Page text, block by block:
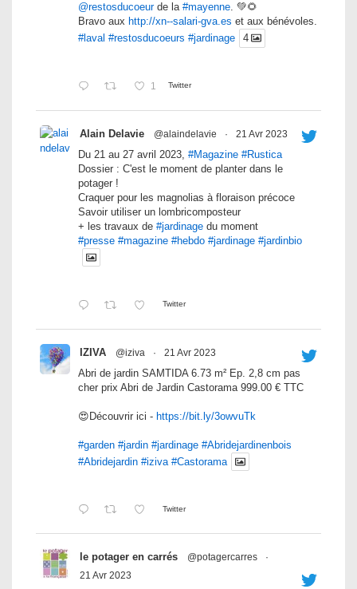
@restosducoeurde la #mayenne. 💚🌻
Bravo aux http://xn--salari-gva.es et aux bénévoles.
#laval #restosducoeurs #jardinage 4
1 Twitter
Alain Delavie @alaindelavie · 21 Avr 2023
Du 21 au 27 avril 2023, #Magazine #Rustica
Dossier : C'est le moment de planter dans le
potager !
Craquer pour les magnolias à floraison précoce
Savoir utiliser un lombricomposteur
+ les travaux de #jardinage du moment
#presse #magazine #hebdo #jardinage #jardinbio
Twitter
IZIVA @iziva · 21 Avr 2023
Abri de jardin SAMTIDA 6.73 m² Ep. 2,8 cm pas
cher prix Abri de Jardin Castorama 999.00 € TTC
😍Découvrir ici - https://bit.ly/3owvuTk
#garden #jardin #jardinage #Abridejardinenbois
#Abridejardin #iziva #Castorama
Twitter
le potager en carrés @potagercarres
·
21 Avr 2023